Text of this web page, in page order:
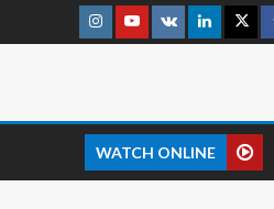
WATCH ONLINE